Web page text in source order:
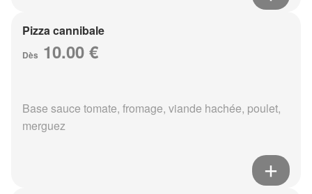
Pizza cannibale
Dès 10.00 €
Base sauce tomate, fromage, viande hachée, poulet,
merguez